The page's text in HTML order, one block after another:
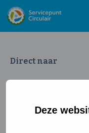
Deze
Direct naar
Wat is een circulaire
Meedoen als
Circulaire producten